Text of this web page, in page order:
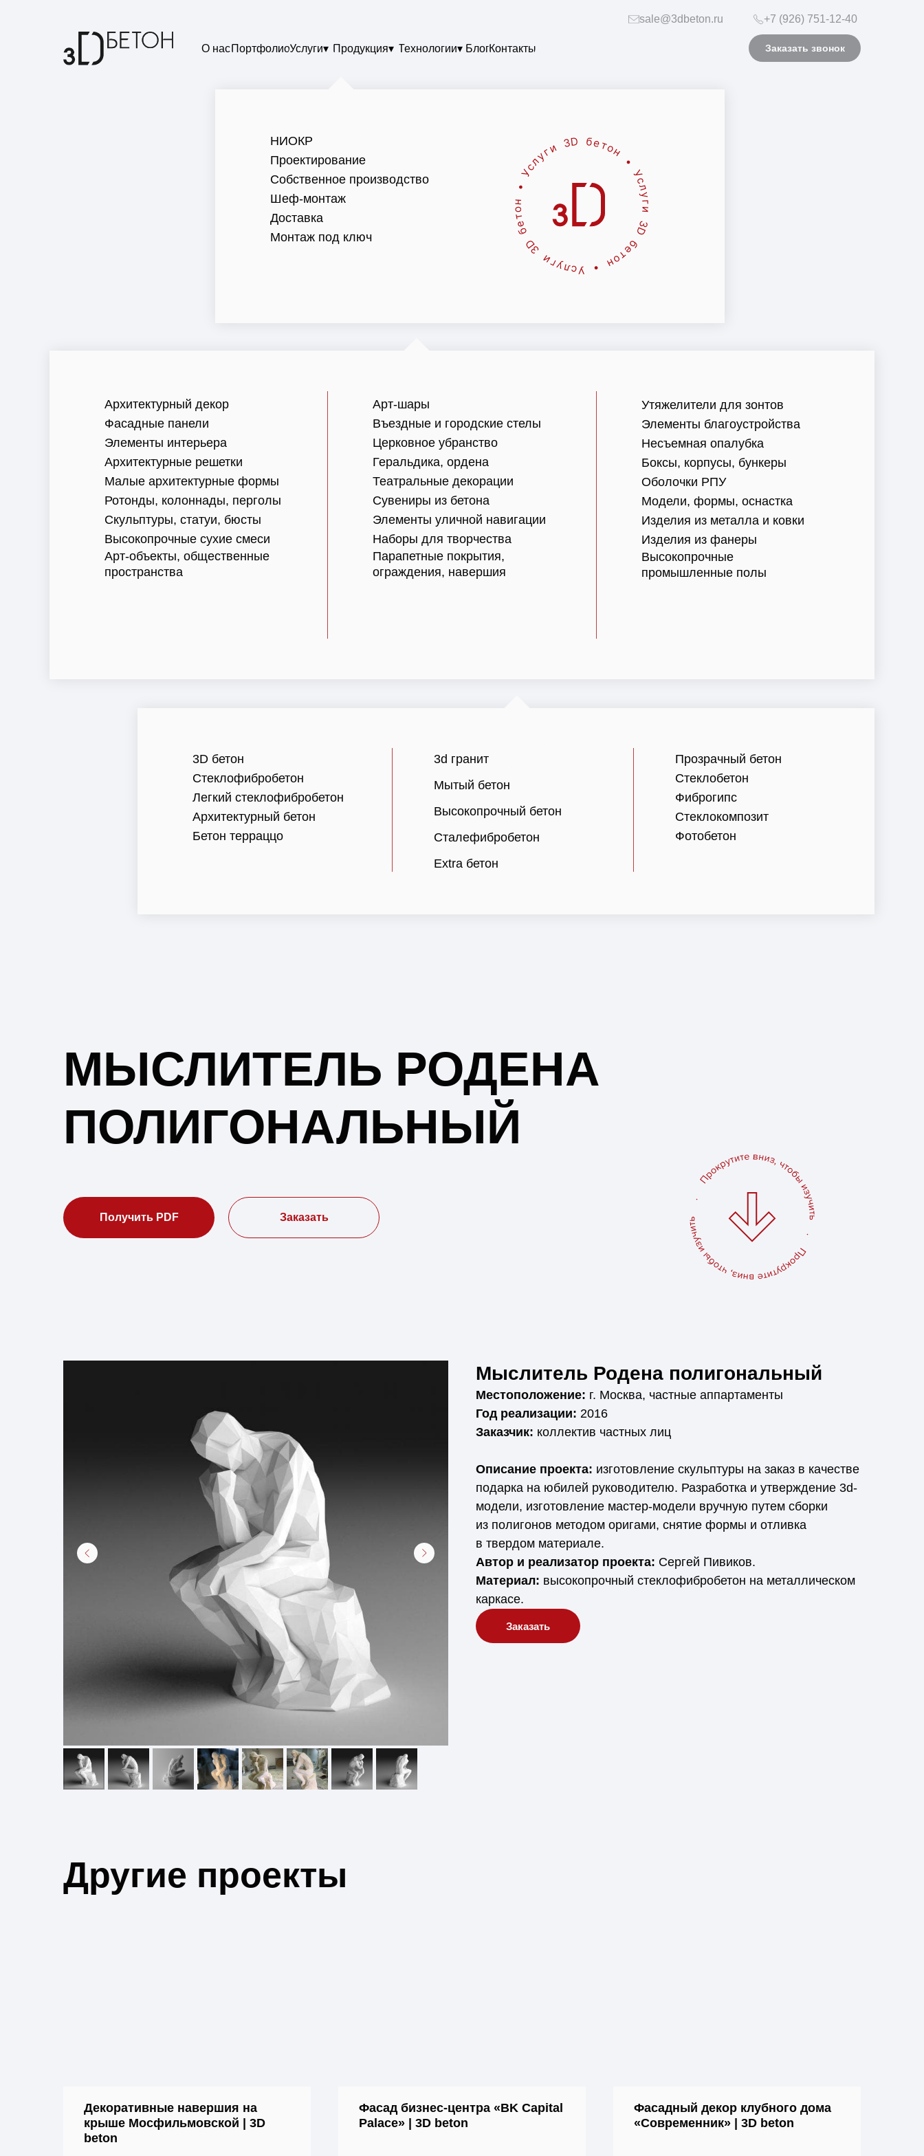
Заказать звонок
О насПортфолиоУслуги▾ Продукция▾ Технологии▾ БлогКонтакты
+7 (926) 751-12-40
sale@3dbeton.ru
НИОКР
Проектирование
Собственное производство
Шеф-монтаж
Доставка
Монтаж под ключ
Утяжелители для зонтов
Элементы благоустройства
Несъемная опалубка
Боксы, корпусы, бункеры
Оболочки РПУ
Модели, формы, оснастка
Изделия из металла и ковки
Изделия из фанеры
Высокопрочные
промышленные полы
Арт-шары
Въездные и городские стелы
Церковное убранство
Геральдика, ордена
Театральные декорации
Сувениры из бетона
Элементы уличной навигации
Наборы для творчества
Парапетные покрытия,
ограждения, навершия
Архитектурный декор
Фасадные панели
Элементы интерьера
Архитектурные решетки
Малые архитектурные формы
Ротонды, колоннады, перголы
Скульптуры, статуи, бюсты
Высокопрочные сухие смеси
Арт-объекты, общественные
пространства
Прозрачный бетон
Стеклобетон
Фиброгипс
Стеклокомпозит
Фотобетон
3D бетон
Стеклофибробетон
Легкий стеклофибробетон
Архитектурный бетон
Бетон терраццо
Extra бетон
Сталефибробетон
Высокопрочный бетон
Мытый бетон
3d гранит
МЫСЛИТЕЛЬ РОДЕНА
ПОЛИГОНАЛЬНЫЙ
Заказать
Получить PDF
Мыслитель Родена полигональный
Местоположение: г. Москва, частные аппартаменты
Год реализации: 2016
Заказчик: коллектив частных лиц
Описание проекта: изготовление скульптуры на заказ в качестве
подарка на юбилей руководителю. Разработка и утверждение 3d-
модели, изготовление мастер-модели вручную путем сборки
из полигонов методом оригами, снятие формы и отливка
в твердом материале.
Автор и реализатор проекта: Сергей Пивиков.
Материал: высокопрочный стеклофибробетон на металлическом
каркасе.
Заказать
Другие проекты
Декоративные навершия на
крыше Мосфильмовской | 3D
beton
Фасад бизнес-центра «BK Capital
Palace» | 3D beton
Фасадный декор клубного дома
«Современник» | 3D beton